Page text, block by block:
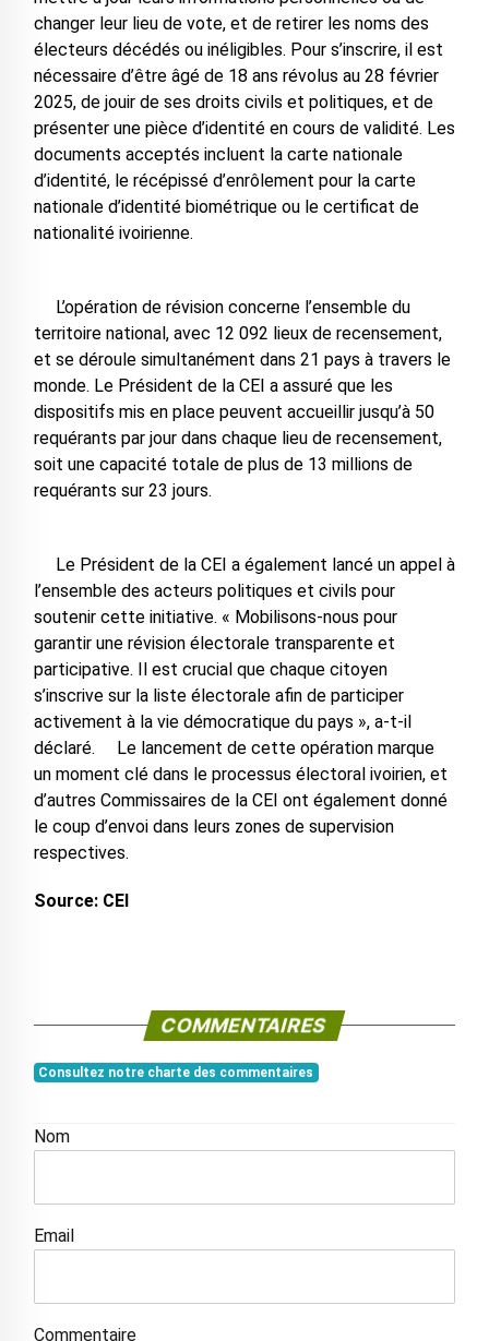
changer leur lieu de vote, et de retirer les noms des
électeurs décédés ou inéligibles. Pour s’inscrire, il est
nécessaire d’être âgé de 18 ans révolus au 28 février
2025, de jouir de ses droits civils et politiques, et de
présenter une pièce d’identité en cours de validité. Les
documents acceptés incluent la carte nationale
d’identité, le récépissé d’enrôlement pour la carte
nationale d’identité biométrique ou le certificat de
nationalité ivoirienne.
L’opération de révision concerne l’ensemble du
territoire national, avec 12 092 lieux de recensement,
et se déroule simultanément dans 21 pays à travers le
monde. Le Président de la CEI a assuré que les
dispositifs mis en place peuvent accueillir jusqu’à 50
requérants par jour dans chaque lieu de recensement,
soit une capacité totale de plus de 13 millions de
requérants sur 23 jours.
Le Président de la CEI a également lancé un appel à
l’ensemble des acteurs politiques et civils pour
soutenir cette initiative. « Mobilisons-nous pour
garantir une révision électorale transparente et
participative. Il est crucial que chaque citoyen
s’inscrive sur la liste électorale afin de participer
activement à la vie démocratique du pays », a-t-il
déclaré. Le lancement de cette opération marque
un moment clé dans le processus électoral ivoirien, et
d’autres Commissaires de la CEI ont également donné
le coup d’envoi dans leurs zones de supervision
respectives.
Source: CEI
COMMENTAIRES
Consultez notre charte des commentaires
Nom
Email
Commentaire